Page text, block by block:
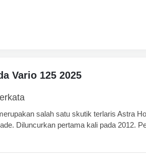
Vario 125 2025
salah satu skutik terlaris Astra
Diluncurkan pertama kali pada 2012.